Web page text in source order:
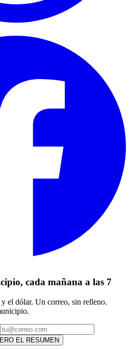
cada mañana a las 7
el dólar. Un correo, sin relleno.
EL RESUMEN